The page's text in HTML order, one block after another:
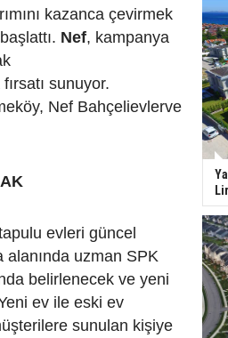
kazanca çevirmek
Nef, kampanya
sunuyor.
Nef Bahçelievlerve
evleri güncel
alanında uzman SPK
belirlenecek ve yeni
ev ile eski ev
sunulan kişiye